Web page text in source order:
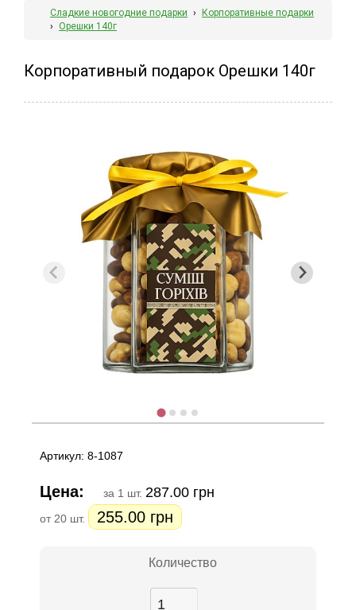
Сладкие новогодние подарки › Корпоративные подарки
›
Орешки 140г
Корпоративный подарок Орешки 140г
Артикул: 8-1087
Цена: за 1 шт. 287.00 грн
от 20 шт. 255.00 грн
Количество